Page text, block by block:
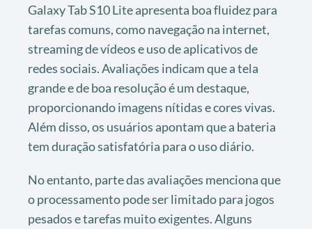
Galaxy Tab S10 Lite apresenta boa fluidez para
tarefas comuns, como navegação na internet,
streaming de vídeos e uso de aplicativos de
redes sociais. Avaliações indicam que a tela
grande e de boa resolução é um destaque,
proporcionando imagens nítidas e cores vivas.
Além disso, os usuários apontam que a bateria
tem duração satisfatória para o uso diário.
No entanto, parte das avaliações menciona que
o processamento pode ser limitado para jogos
pesados e tarefas muito exigentes. Alguns